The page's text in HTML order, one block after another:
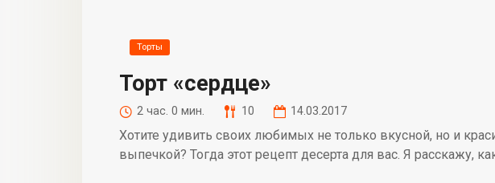
Торты
Торт «сердце»
2 час. 0 мин. 10 14.03.2017
Хотите удивить своих любимых не только вкусной, но и
выпечкой? Тогда этот рецепт десерта для вас. Я расскажу,